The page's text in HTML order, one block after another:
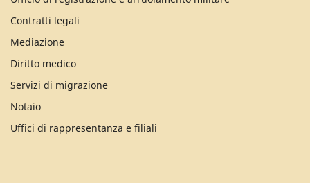
Contratti legali
Mediazione
Diritto medico
Servizi di migrazione
Notaio
Uffici di rappresentanza e filiali